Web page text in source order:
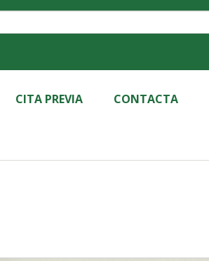
CITA PREVIA CONTACTA